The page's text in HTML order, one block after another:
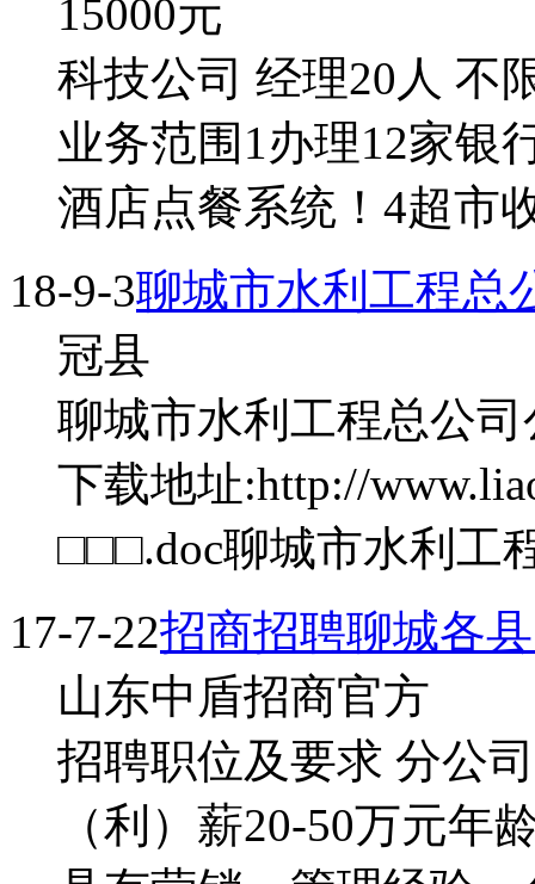
15000元
科技公司 经理20人 不
业务范围1办理12家银
酒店点餐系统！4超市
18-9-3聊城市水利工程总
冠县
聊城市水利工程总公
下载地址:http://
□□□.doc聊城市水利工
17-7-22招商招聘聊城各
山东中盾招商官方
招聘职位及要求 分公
（利）薪20-50万元年